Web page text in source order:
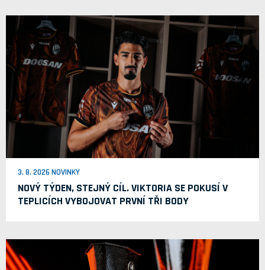
3. 8. 2026 NOVINKY
NOVÝ TÝDEN, STEJNÝ CÍL. VIKTORIA SE POKUSÍ V
TEPLICÍCH VYBOJOVAT PRVNÍ TŘI BODY